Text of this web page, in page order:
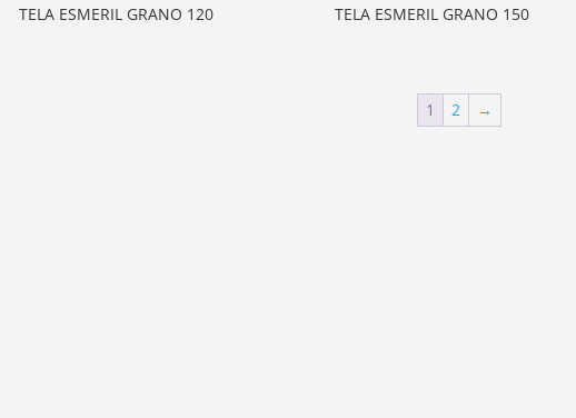
TELA ESMERIL GRANO 120 TELA ESMERIL GRANO 150
1 2 →